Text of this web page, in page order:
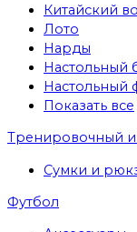
Китайский
Лото
Нарды
Настольный
Настольный
Показать все
Тренировочный и
Сумки и
Футбол